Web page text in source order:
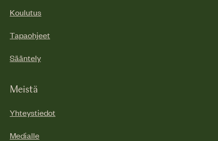
Koulutus
Tapaohjeet
Sääntely
Meistä
Yhteystiedot
Medialle